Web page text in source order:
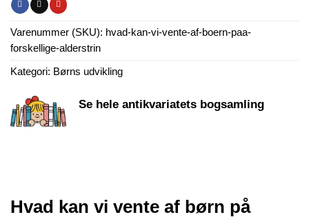
Varenummer (SKU): hvad-kan-vi-vente-af-boern-paa-
forskellige-alderstrin
Kategori: Børns udvikling
Se hele antikvariatets bogsamling
Hvad kan vi vente af børn på